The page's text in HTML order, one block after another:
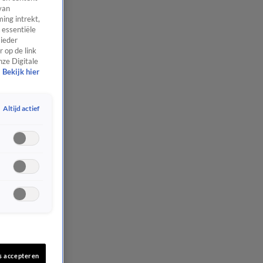
intrekt,
op de link
Digitale
Bekijk hier
Altijd actief
accepteren